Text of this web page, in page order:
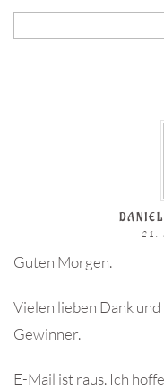
21.
Guten Morgen.
Vielen lieben Dank
Gewinner.
E-Mail ist raus. Ich